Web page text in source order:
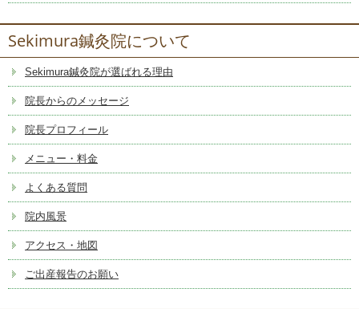
Sekimura鍼灸院について
Sekimura鍼灸院が選ばれる理由
院長からのメッセージ
院長プロフィール
メニュー・料金
よくある質問
院内風景
アクセス・地図
ご出産報告のお願い